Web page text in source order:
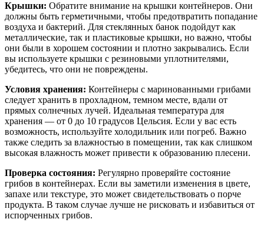
Крышки: Обратите внимание на крышки контейнеров. Они
должны быть герметичными, чтобы предотвратить попадание
воздуха и бактерий. Для стеклянных банок подойдут как
металлические, так и пластиковые крышки, но важно, чтобы
они были в хорошем состоянии и плотно закрывались. Если
вы используете крышки с резиновыми уплотнителями,
убедитесь, что они не повреждены.
Условия хранения: Контейнеры с маринованными грибами
следует хранить в прохладном, темном месте, вдали от
прямых солнечных лучей. Идеальная температура для
хранения — от 0 до 10 градусов Цельсия. Если у вас есть
возможность, используйте холодильник или погреб. Важно
также следить за влажностью в помещении, так как слишком
высокая влажность может привести к образованию плесени.
Проверка состояния: Регулярно проверяйте состояние
грибов в контейнерах. Если вы заметили изменения в цвете,
запахе или текстуре, это может свидетельствовать о порче
продукта. В таком случае лучше не рисковать и избавиться от
испорченных грибов.